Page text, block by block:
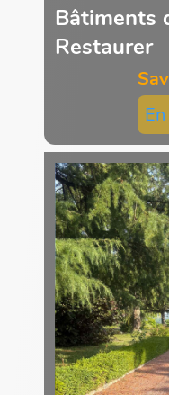
Bâtiments
Restaurer